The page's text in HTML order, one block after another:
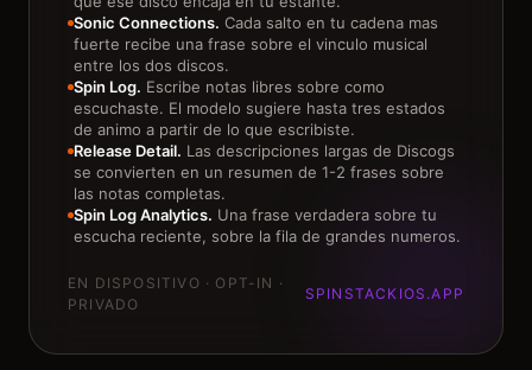
Sonic Connections. Cada salto en tu cadena mas
fuerte recibe una frase sobre el vinculo musical
entre los dos discos.
Spin Log. Escribe notas libres sobre como
escuchaste. El modelo sugiere hasta tres estados
de animo a partir de lo que escribiste.
Release Detail. Las descripciones largas de Discogs
se convierten en un resumen de 1-2 frases sobre
las notas completas.
Spin Log Analytics. Una frase verdadera sobre tu
escucha reciente, sobre la fila de grandes numeros.
EN DISPOSITIVO · OPT-IN ·
PRIVADO
SPINSTACKIOS.APP